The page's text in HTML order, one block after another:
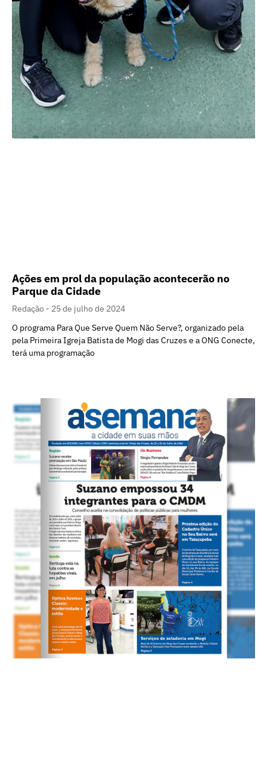
Ações em prol da população acontecerão no
Parque da Cidade
Redação
25 de julho de 2024
O programa Para Que Serve Quem Não Serve?, organizado pela
pela Primeira Igreja Batista de Mogi das Cruzes e a ONG Conecte,
terá uma programação